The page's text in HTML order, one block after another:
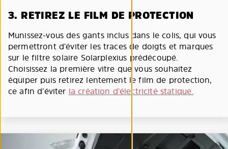
3. RETIREZ LE FILM DE PROTECTION
Munissez-vous des gants inclus dans le colis, qui vous
permettront d’éviter les traces de doigts et marques
sur le filtre solaire Solarplexius prédécoupé.
Choisissez la première vitre que vous souhaitez
équiper puis retirez lentement le film de protection,
ce afin d’éviter la création d’électricité statique.